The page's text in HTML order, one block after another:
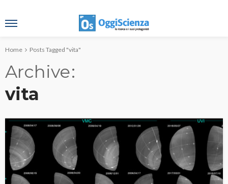
Home Posts Tagged "vita"
Archive
vita